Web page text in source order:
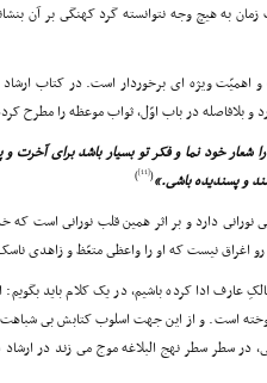
به هیچ وجه نتوانسته گرد کهنگى بر آن
اهمیّت ویژه اى برخوردار است. در کتاب
و بلافاصله در باب اوّل، ثواب موعظه را مطرح
شعار خود نما و فکر تو بسیار باشد براى آخرت
و پسندیده باشى.»(
[11]
)
نورانى دارد و بر اثر همین قلب نورانى است
اغراق نیست که او را واعظى متعّظ و زاهدى
عارف ادا کرده باشیم، در یک کلام باید
است. و از این جهت اسلوب کتابش بى شباهت
در سطر سطر نهج البلاغه موج مى زند در